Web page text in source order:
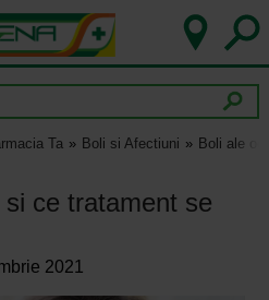
Ta Boli si Afectiuni Boli ale
ce tratament se
2021